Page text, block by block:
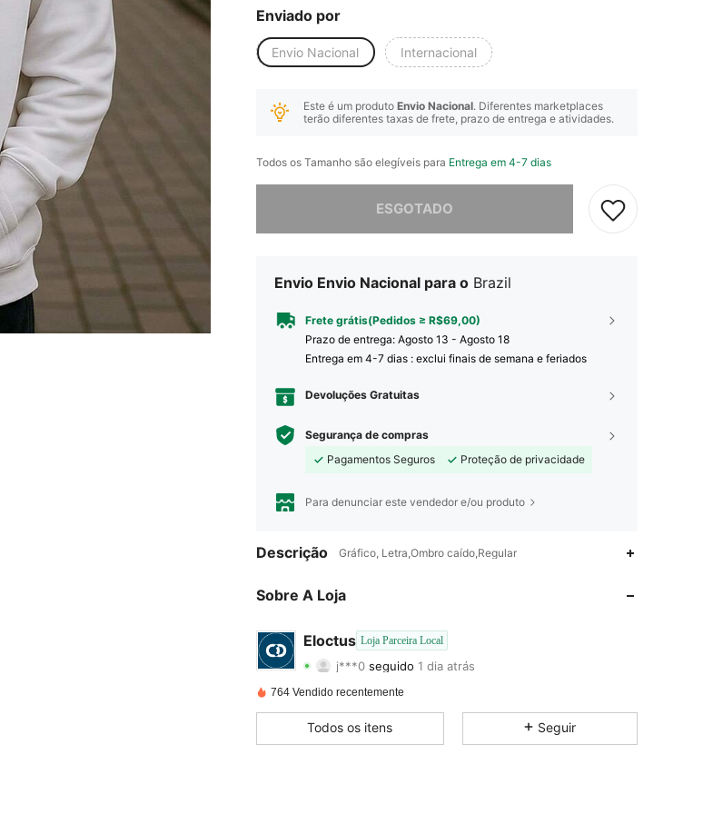
Enviado por
Envio Nacional Internacional
Este é um produto Envio Nacional. Diferentes marketplaces
terão diferentes taxas de frete, prazo de entrega e atividades.
Todos os Tamanho são elegíveis para Entrega em 4-7 dias
ESGOTADO
Envio Envio Nacional para o Brazil
Frete grátis(Pedidos ≥ R$69,00)
Prazo de entrega: Agosto 13 - Agosto 18
Entrega em 4-7 dias : exclui finais de semana e feriados
Devoluções Gratuitas
Segurança de compras
Pagamentos Seguros
Proteção de privacidade
Para denunciar este vendedor e/ou produto
Descrição Gráfico, Letra,Ombro caído,Regular
Sobre A Loja
Eloctus Loja Parceira Local
4,50
j***0seguido1 dia atrás
4,50 Classificação 46Itens
4,50 46 55
764 Vendido recentemente
Todos os itens Seguir